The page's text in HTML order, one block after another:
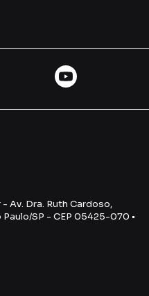
Av. Dra. Ruth Cardoso,
SP - CEP 05425-070 •